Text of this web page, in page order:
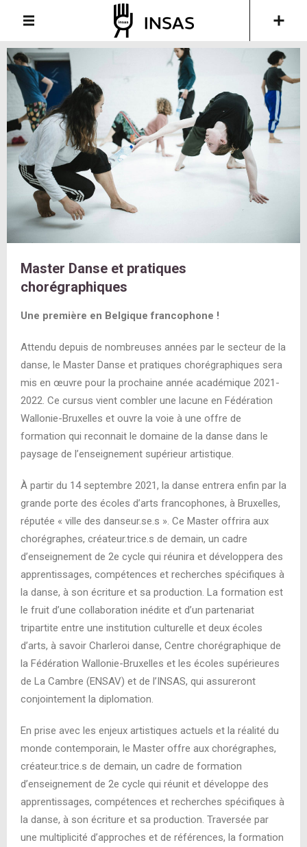
Master Danse et pratiques
chorégraphiques
Une première en Belgique francophone !
Attendu depuis de nombreuses années par le secteur de la
danse, le Master Danse et pratiques chorégraphiques sera
mis en œuvre pour la prochaine année académique 2021-
2022. Ce cursus vient combler une lacune en Fédération
Wallonie-Bruxelles et ouvre la voie à une offre de
formation qui reconnait le domaine de la danse dans le
paysage de l’enseignement supérieur artistique.
À partir du 14 septembre 2021, la danse entrera enfin par la
grande porte des écoles d’arts francophones, à Bruxelles,
réputée « ville des danseur.se.s ». Ce Master offrira aux
chorégraphes, créateur.trice.s de demain, un cadre
d’enseignement de 2e cycle qui réunira et développera des
apprentissages, compétences et recherches spécifiques à
la danse, à son écriture et sa production. La formation est
le fruit d’une collaboration inédite et d’un partenariat
tripartite entre une institution culturelle et deux écoles
d’arts, à savoir Charleroi danse, Centre chorégraphique de
la Fédération Wallonie-Bruxelles et les écoles supérieures
de La Cambre (ENSAV) et de l’INSAS, qui assureront
conjointement la diplomation.
En prise avec les enjeux artistiques actuels et la réalité du
monde contemporain, le Master offre aux chorégraphes,
créateur.trice.s de demain, un cadre de formation
d’enseignement de 2e cycle qui réunit et développe des
apprentissages, compétences et recherches spécifiques à
la danse, à son écriture et sa production. Traversée par
une multiplicité d’approches et de références, la formation